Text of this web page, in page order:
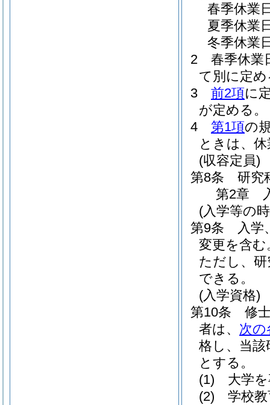
春季休業
夏季休業
冬季休業
2
春季休業
て別に定
3
前2項に
が定める。
4
第1項の
ときは、
(収容定員)
第8条
研究
第2章
(入学等の
第9条
入学
変更を含む
ただし、
できる。
(入学資格)
第10条
修
者は、 次の
格し、当
とする。
(1)
大学
(2)
学校